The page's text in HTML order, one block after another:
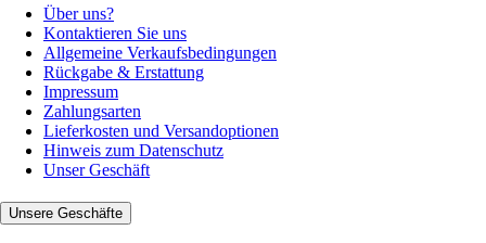
Über uns?
Kontaktieren Sie uns
Allgemeine Verkaufsbedingungen
Rückgabe & Erstattung
Impressum
Zahlungsarten
Lieferkosten und Versandoptionen
Hinweis zum Datenschutz
Unser Geschäft
Unsere Geschäfte